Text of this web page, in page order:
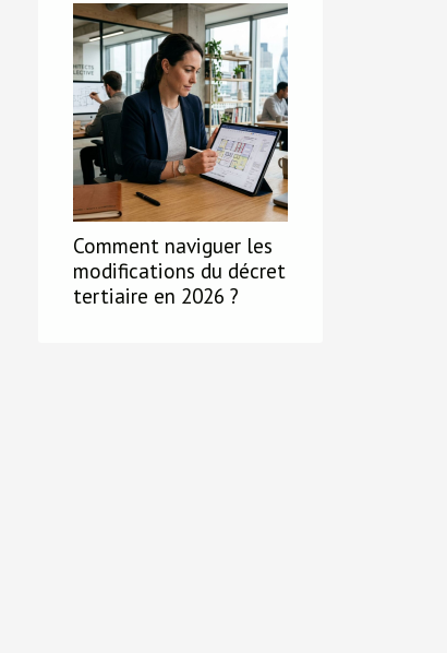
Comment naviguer les
modifications du décret
tertiaire en 2026 ?